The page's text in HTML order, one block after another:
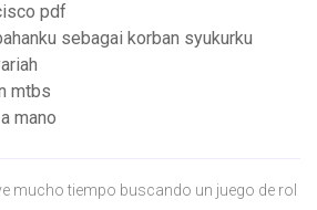
pdf
sebagai korban syukurku
mtbs
mano
mucho tiempo buscando un juego de rol